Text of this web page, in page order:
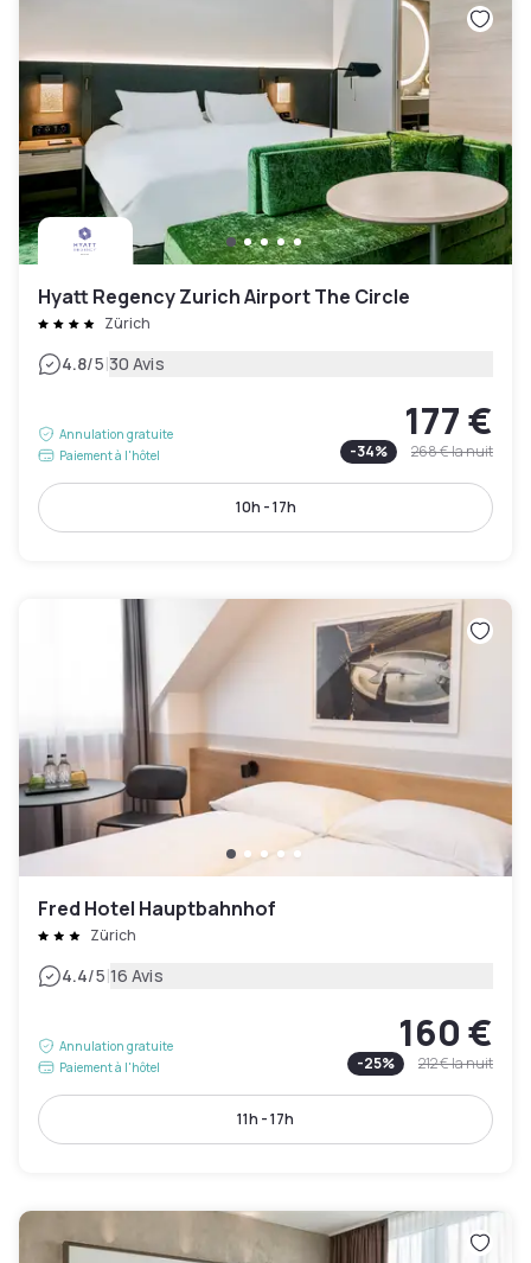
Hyatt Regency Zurich Airport The Circle
Zürich
4.8/5|30 Avis
Annulation gratuite
Paiement à l'hôtel
177 €
-34% 268 €la nuit
10h - 17h
Fred Hotel Hauptbahnhof
Zürich
4.4/5|16 Avis
Annulation gratuite
Paiement à l'hôtel
160 €
-25% 212 €la nuit
11h - 17h